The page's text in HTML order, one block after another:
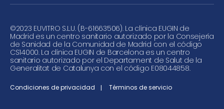
©2023 EUVITRO S.L.U. (B-61663506). La clínica EUGIN de
Madrid es un centro sanitario autorizado por la Consejería
de Sanidad de la Comunidad de Madrid con el código
CS14000. La clínica EUGIN de Barcelona es un centro
sanitario autorizado por el Departament de Salut de la
Generalitat de Catalunya con el código E08044858.
Condiciones de privacidad Términos de servicio